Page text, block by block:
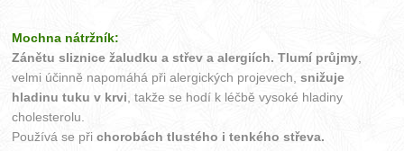
Mochna nátržník:
Zánětu sliznice žaludku a střev a alergiích. Tlumí průjmy,
velmi účinně napomáhá při alergických projevech,snižuje
hladinu tuku v krvi, takže se hodí k léčbě vysoké hladiny
cholesterolu.
Používá se přichorobách tlustého i tenkého střeva.